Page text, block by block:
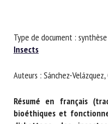
Type de document :
Insects
Auteurs : Sánchez-
notre newsletter :
Prénom *